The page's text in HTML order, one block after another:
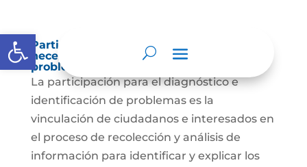
Abrir barra de herramientas
Participación para el diagnóstico de
necesidades e identificación de
problemas.
La participación para el diagnóstico e
identificación de problemas es la
vinculación de ciudadanos e interesados en
el proceso de recolección y análisis de
información para identificar y explicar los